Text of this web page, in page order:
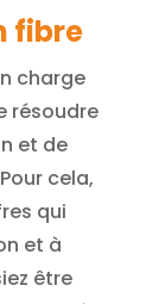
fibre
charge
résoudre
et de
cela,
qui
et à
être